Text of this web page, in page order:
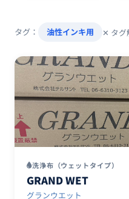
タグ： 油性インキ用 ✕ タグ
洗浄布（ウェットタイプ）
GRAND WET
グランウエット